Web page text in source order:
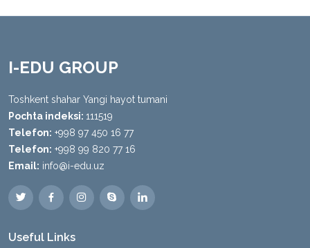
I-EDU GROUP
Toshkent shahar Yangi hayot tumani
Pochta indeksi: 111519
Telefon: +998 97 450 16 77
Telefon: +998 99 820 77 16
Email: info@i-edu.uz
Useful Links